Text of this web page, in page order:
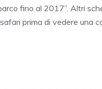
fino al 2017”. Altri
prima di vedere una